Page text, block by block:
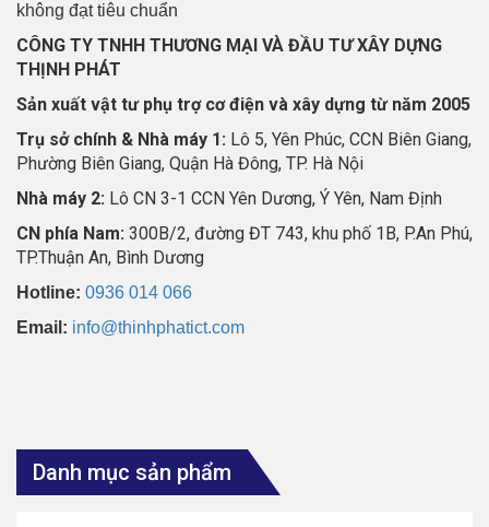
không đạt tiêu chuẩn
CÔNG TY TNHH THƯƠNG MẠI VÀ ĐẦU TƯ XÂY DỰNG
THỊNH PHÁT
Sản xuất vật tư phụ trợ cơ điện và xây dựng từ năm 2005
Trụ sở chính & Nhà máy 1: Lô 5, Yên Phúc, CCN Biên Giang,
Phường Biên Giang, Quận Hà Đông, TP. Hà Nội
Nhà máy 2: Lô CN 3-1 CCN Yên Dương, Ý Yên, Nam Định
CN phía Nam: 300B/2, đường ĐT 743, khu phố 1B, P.An Phú,
TP.Thuận An, Bình Dương
Hotline: 0936 014 066
Email: info@thinhphatict.com
Danh mục sản phẩm